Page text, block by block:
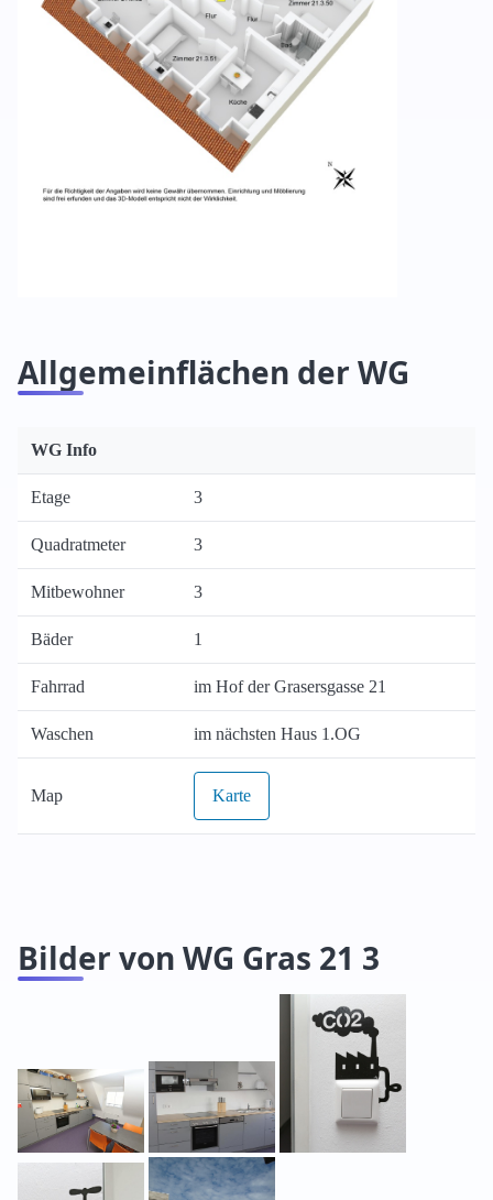
Allgemeinflächen der WG
WG Info
Etage 3
Quadratmeter 3
Mitbewohner 3
Bäder 1
Fahrrad im Hof der Grasersgasse 21
Waschen im nächsten Haus 1.OG
Map Karte
Bilder von WG Gras 21 3